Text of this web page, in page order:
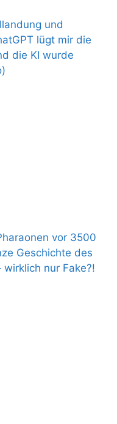
und
lügt mir die
die KI wurde
vor 3500
Geschichte des
wirklich nur Fake?!